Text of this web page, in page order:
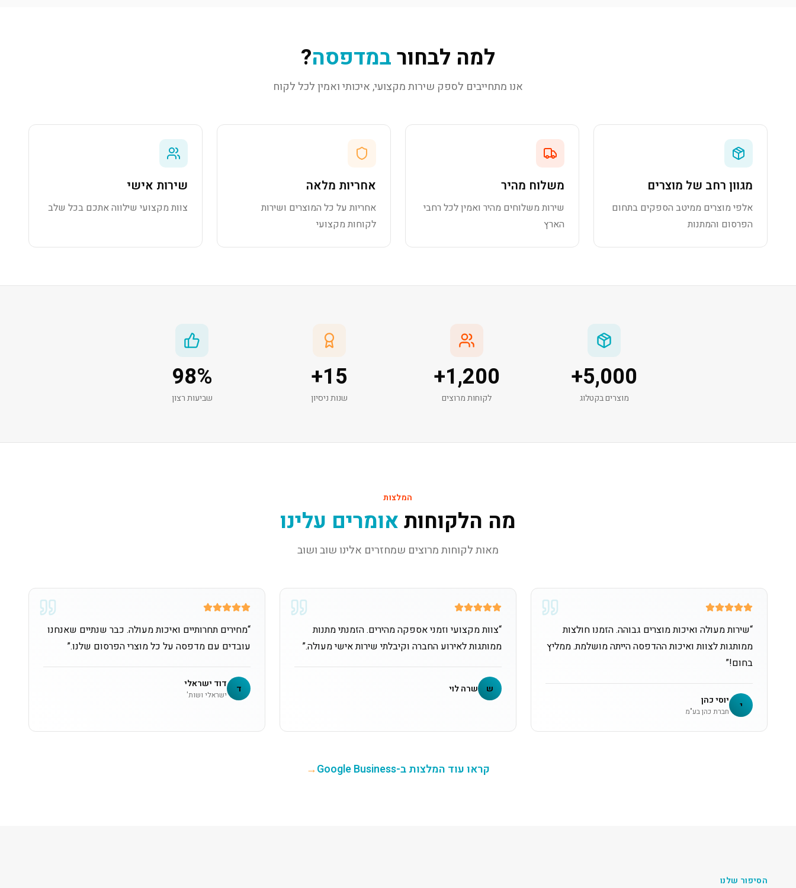
למה לבחורבמדפסה?
אנו מתחייבים לספק שירות מקצועי, איכותי ואמין לכל לקוח
מגוון רחב של מוצרים
אלפי מוצרים ממיטב הספקים בתחום
הפרסום והמתנות
משלוח מהיר
שירות משלוחים מהיר ואמין לכל רחבי
הארץ
אחריות מלאה
אחריות על כל המוצרים ושירות
לקוחות מקצועי
שירות אישי
צוות מקצועי שילווה אתכם בכל שלב
5,000
+
מוצרים בקטלוג
1,200
+
לקוחות מרוצים
15
+
שנות ניסיון
98%
שביעות רצון
המלצות
מה הלקוחותאומרים עלינו
מאות לקוחות מרוצים שמחזרים אלינו שוב ושוב
“שירות מעולה ואיכות מוצרים גבוהה. הזמנו חולצות
ממותגות לצוות ואיכות ההדפסה הייתה מושלמת. ממליץ
בחום!”
י יוסי כהן
חברת כהן בע"מ
“צוות מקצועי וזמני אספקה מהירים. הזמנתי מתנות
ממותגות לאירוע החברה וקיבלתי שירות אישי מעולה.”
ש שרה לוי
“מחירים תחרותיים ואיכות מעולה. כבר שנתיים שאנחנו
עובדים עם מדפסה על כל מוצרי הפרסום שלנו.”
ד דוד ישראלי
ישראלי ושות'
קראו עוד המלצות ב-Google Business →
הסיפור שלנו